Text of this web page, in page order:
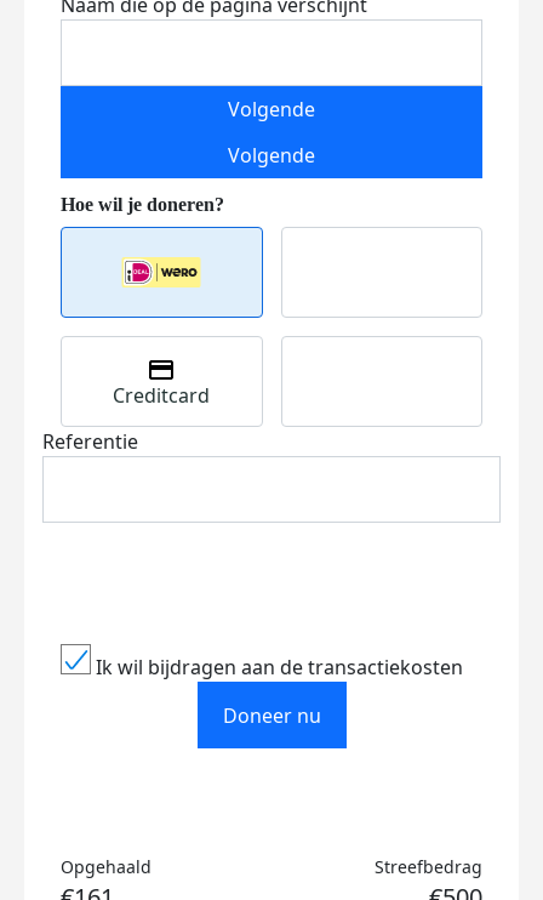
Volgende
Volgende
Creditcard
Referentie
Ik wil bijdragen aan de transactiekosten
Doneer nu
Opgehaald Streefbedrag